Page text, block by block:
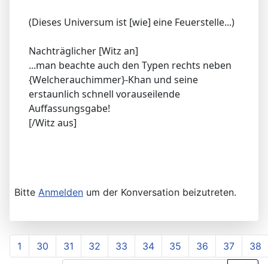
(Dieses Universum ist [wie] eine Feuerstelle...)
Nachträglicher [Witz an]
...man beachte auch den Typen rechts neben
{Welcherauchimmer}-Khan und seine
erstaunlich schnell vorauseilende
Auffassungsgabe!
[/Witz aus]
Bitte Anmelden um der Konversation beizutreten.
1 30 31 32 33 34 35 36 37 38